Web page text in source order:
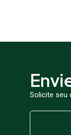
Solicite seu